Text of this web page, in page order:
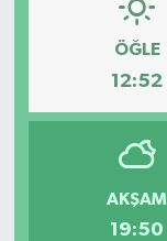
ÖĞLE
12:52
AKŞAM
19:50